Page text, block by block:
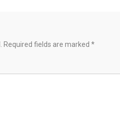
Required fields are marked *